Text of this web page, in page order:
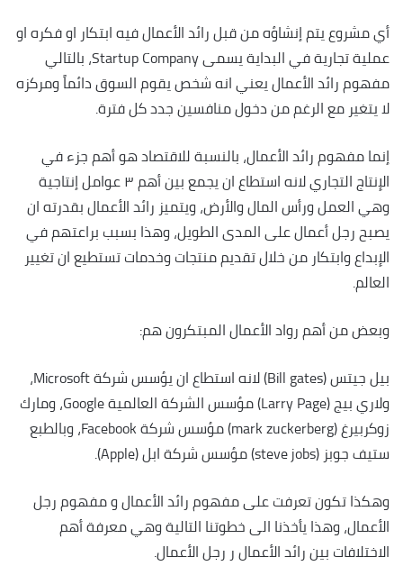
أي مشروع يتم إنشاؤه من قبل رائد الأعمال فيه ابتكار او فكره او
عملية تجارية في البداية يسمى Startup Company، بالتالي
مفهوم رائد الأعمال يعني انه شخص يقوم السوق دائماً ومركزه
لا يتغير مع الرغم من دخول منافسين جدد كل فترة.
إنما مفهوم رائد الأعمال، بالنسبة للاقتصاد هو أهم جزء في
الإنتاج التجاري لانه استطاع ان يجمع بين أهم ٣ عوامل إنتاجية
وهي العمل ورأس المال والأرض، ويتميز رائد الأعمال بقدرته ان
يصبح رجل أعمال على المدى الطويل، وهذا بسبب براعتهم في
الإبداع وابتكار من خلال تقديم منتجات وخدمات تستطيع ان تغيير
العالم.
وبعض من أهم رواد الأعمال المبتكرون هم:
بيل جيتس (Bill gates) لانه استطاع ان يؤسس شركة Microsoft،
ولاري بيج (Larry Page) مؤسس الشركة العالمية Google، ومارك
زوكربيرغ (mark zuckerberg) مؤسس شركة Facebook، وبالطبع
ستيف جوبز (steve jobs) مؤسس شركة ابل (Apple).
وهكذا تكون تعرفت على مفهوم رائد الأعمال و مفهوم رجل
الأعمال، وهذا يأخذنا الى خطوتنا التالية وهي معرفة أهم
الاختلافات بين رائد الأعمال ر رجل الأعمال.